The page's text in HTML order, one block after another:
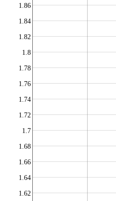
1.62
1.64
1.66
1.68
1.7
1.72
1.74
1.76
1.78
1.8
1.82
1.84
1.86